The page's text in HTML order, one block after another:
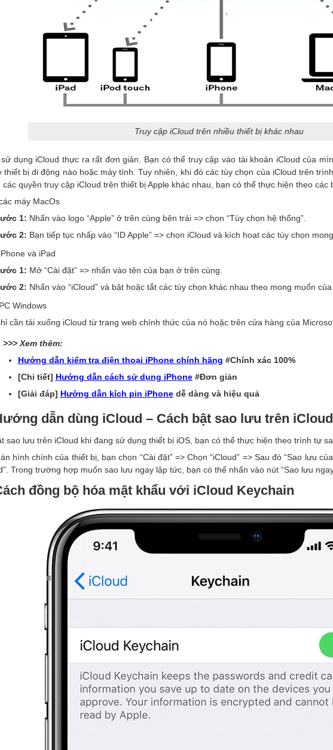
Truy cập iCloud trên nhiều thiết bị khác nhau
sử dụng iCloud thực ra rất đơn giản. Bạn có thể truy cập vào tài khoản iCloud của
thiết bị di động nào hoặc máy tính. Tuy nhiên, khi đó các tùy chọn của iCloud trên
các quyền truy cập iCloud trên thiết bị Apple khác nhau, bạn có thể thực hiện theo các
máy MacOs
1: Nhấn vào logo “Apple” ở trên cùng bên trái => chọn “Tùy chọn hệ thống”.
2: Bạn tiếp tục nhấp vào “ID Apple” => chọn iCloud và kích hoạt các tùy chọn
và iPad
1: Mở “Cài đặt” => nhấn vào tên của bạn ở trên cùng.
2: Nhấn vào “iCloud” và bật hoặc tắt các tùy chọn khác nhau theo mong muốn của
Windows
cần tải xuống iCloud từ trang web chính thức của nó hoặc trên cửa hàng của
>>> Xem thêm:
Hướng dẫn kiểm tra điện thoại iPhone chính hãng #Chính xác 100%
[Chi tiết] Hướng dẫn cách sử dụng iPhone#Đơn giản
[Giải đáp] Hướng dẫn kích pin iPhonedễ dàng và hiệu quả
dẫn dùng iCloud – Cách bật sao lưu trên iCloud
sao lưu trên iCloud khi đang sử dụng thiết bị iOS, bạn có thể thực hiện theo trình tự
hình chính của thiết bị, bạn chọn “Cài đặt” => Chọn “iCloud” => Sau đó “Sao lưu
Trong trường hợp muốn sao lưu ngay lập tức, bạn có thể nhấn vào nút “Sao lưu
đồng bộ hóa mật khẩu với iCloud Keychain